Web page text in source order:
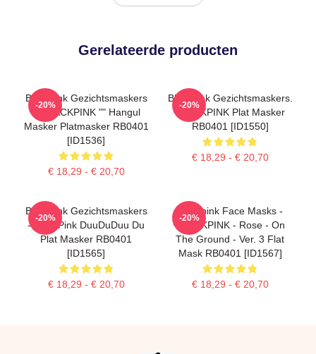
Gerelateerde producten
Blackpink Gezichtsmaskers
- "BLACKPINK "" Hangul
Masker Platmasker RB0401
[ID1536]
€ 18,29 - € 20,70
-20%
Blackpink Gezichtsmaskers.
BLACKPINK Plat Masker
RB0401 [ID1550]
€ 18,29 - € 20,70
-20%
Blackpink Gezichtsmaskers
- BlackPink DuuDuDuu Du
Plat Masker RB0401
[ID1565]
€ 18,29 - € 20,70
-20%
Blackpink Face Masks -
BLACKPINK - Rose - On
The Ground - Ver. 3 Flat
Mask RB0401 [ID1567]
€ 18,29 - € 20,70
-20%